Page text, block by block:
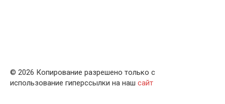
© 2026 Копирование разрешено только с
использование гиперссылки на наш сайт